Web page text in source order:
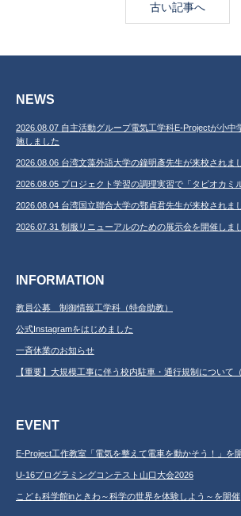
古い記事へ
NEWS
2026.08.07 自主活動グループ電気工学科E-Projectが小中
施しました
2026.08.06 台湾文藻外語大学の鐘明彥先生が来校されま
2026.08.05 プロジェクト学習の調理実習で「タピオカミ
2026.08.04 台湾国立聯合大学の鄂貞君先生が来校されま
2026.07.31 制服リニューアルのための展示会を開催しま
INFORMATION
教員公募 制御情報工学科（特命助教）
公式Instagramをはじめました
一斉休業のお知らせ
【重要】大規模工事に伴う校内駐車・通行規制について
EVENT
E-Project工作教室「電気を整えて電車を動かそう！」を
U-16プログラミングコンテスト山口大会2026
こども科学館inときわ～科学の世界を体験しよう～を開催